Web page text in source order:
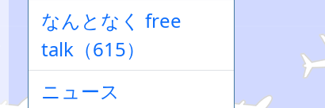
なんとなく free
talk（615）
ニュース